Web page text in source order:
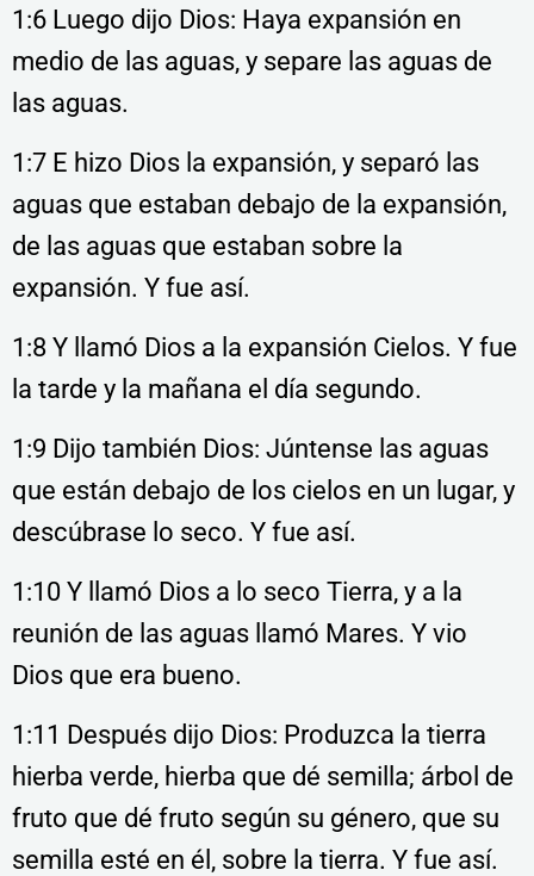
1:6 Luego dijo Dios: Haya expansión en
medio de las aguas, y separe las aguas de
las aguas.
1:7 E hizo Dios la expansión, y separó las
aguas que estaban debajo de la expansión,
de las aguas que estaban sobre la
expansión. Y fue así.
1:8 Y llamó Dios a la expansión Cielos. Y fue
la tarde y la mañana el día segundo.
1:9 Dijo también Dios: Júntense las aguas
que están debajo de los cielos en un lugar, y
descúbrase lo seco. Y fue así.
1:10 Y llamó Dios a lo seco Tierra, y a la
reunión de las aguas llamó Mares. Y vio
Dios que era bueno.
1:11 Después dijo Dios: Produzca la tierra
hierba verde, hierba que dé semilla; árbol de
fruto que dé fruto según su género, que su
semilla esté en él, sobre la tierra. Y fue así.